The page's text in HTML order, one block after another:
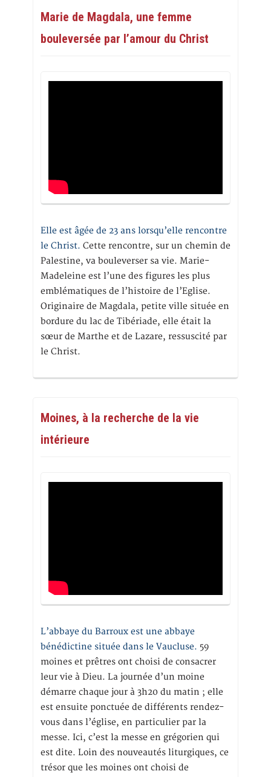
Marie de Magdala, une femme
bouleversée par l’amour du Christ
Elle est âgée de 23 ans lorsqu’elle rencontre
le Christ. Cette rencontre, sur un chemin de
Palestine, va bouleverser sa vie. Marie-
Madeleine est l’une des figures les plus
emblématiques de l’histoire de l’Eglise.
Originaire de Magdala, petite ville située en
bordure du lac de Tibériade, elle était la
sœur de Marthe et de Lazare, ressuscité par
le Christ.
Moines, à la recherche de la vie
intérieure
L’abbaye du Barroux est une abbaye
bénédictine située dans le Vaucluse. 59
moines et prêtres ont choisi de consacrer
leur vie à Dieu. La journée d’un moine
démarre chaque jour à 3h20 du matin ; elle
est ensuite ponctuée de différents rendez-
vous dans l’église, en particulier par la
messe. Ici, c’est la messe en grégorien qui
est dite. Loin des nouveautés liturgiques, ce
trésor que les moines ont choisi de